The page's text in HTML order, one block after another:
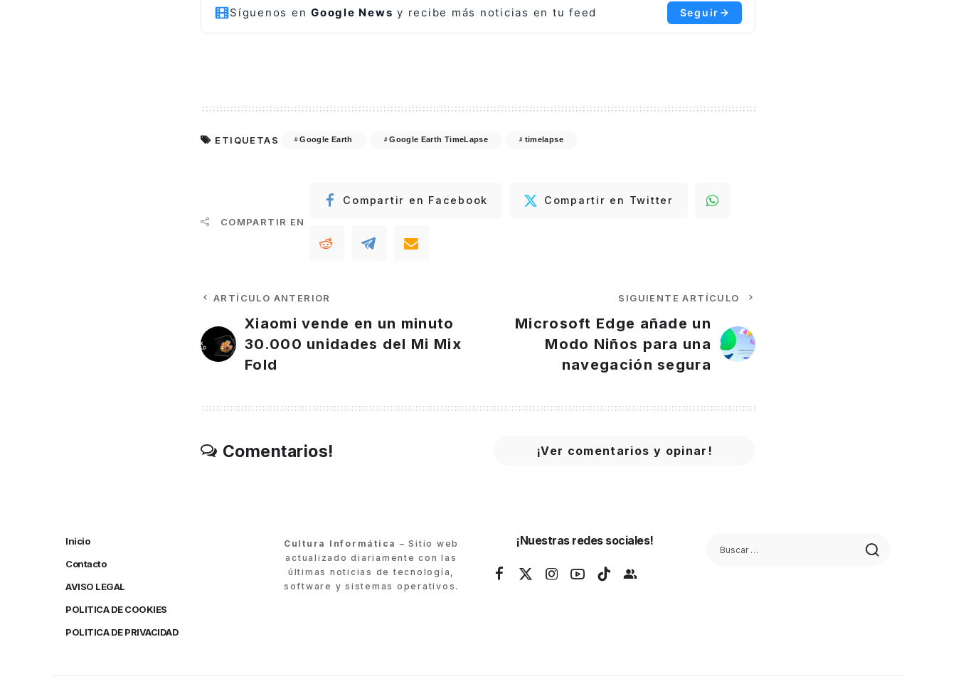
Síguenos en Google News y recibe más noticias en tu feed Seguir
ETIQUETAS Google Earth Google Earth TimeLapse timelapse
COMPARTIR EN
Compartir en Facebook Compartir en Twitter
ARTÍCULO ANTERIOR
Xiaomi vende en un minuto
30.000 unidades del Mi Mix
Fold
SIGUIENTE ARTÍCULO
Microsoft Edge añade un
Modo Niños para una
navegación segura
Comentarios! ¡Ver comentarios y opinar!
Inicio
Contacto
AVISO LEGAL
POLITICA DE COOKIES
POLITICA DE PRIVACIDAD
Cultura Informática – Sitio web
actualizado diariamente con las
últimas noticias de tecnología,
software y sistemas operativos.
¡Nuestras redes sociales!